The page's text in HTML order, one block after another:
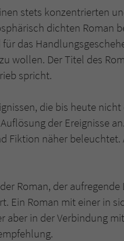
stets konzentrierten
dichten Roman
das
wollen. Der Titel des
spricht.
die bis heute
der Ereignisse
Fiktion näher
Roman, der
Ein Roman mit einer in
in der Verbindung